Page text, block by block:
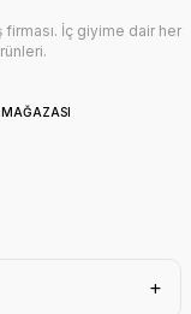
İç giyime dair her